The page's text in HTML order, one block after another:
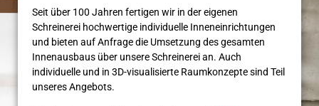
Seit über 100 Jahren fertigen wir in der eigenen
Schreinerei hochwertige individuelle Inneneinrichtungen
und bieten auf Anfrage die Umsetzung des gesamten
Innenausbaus über unsere Schreinerei an. Auch
individuelle und in 3D-visualisierte Raumkonzepte sind Teil
unseres Angebots.